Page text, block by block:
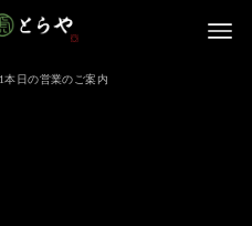
本日の営業のご案内